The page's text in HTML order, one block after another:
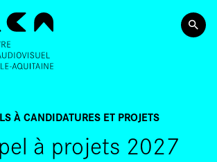
AU CONTENU PRINCIPAL
À CANDIDATURES ET PROJETS
à projets 2027